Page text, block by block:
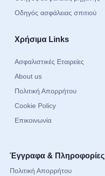
Οδηγός ασφάλειας σπιτιού
Χρήσιμα Links
Ασφαλιστικές Εταιρείες
About us
Πολιτική Απορρήτου
Cookie Policy
Επικοινωνία
Έγγραφα & Πληροφορίες
Πολιτική Απορρήτου